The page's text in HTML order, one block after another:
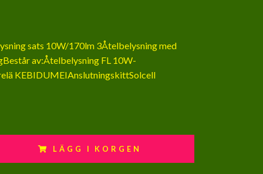
sats 10W/170lm 3Åtelbelysning med
av:Åtelbelysning FL 10W-
KEBIDUMEIAnslutningskittSolcell
LÄGG I KORGEN